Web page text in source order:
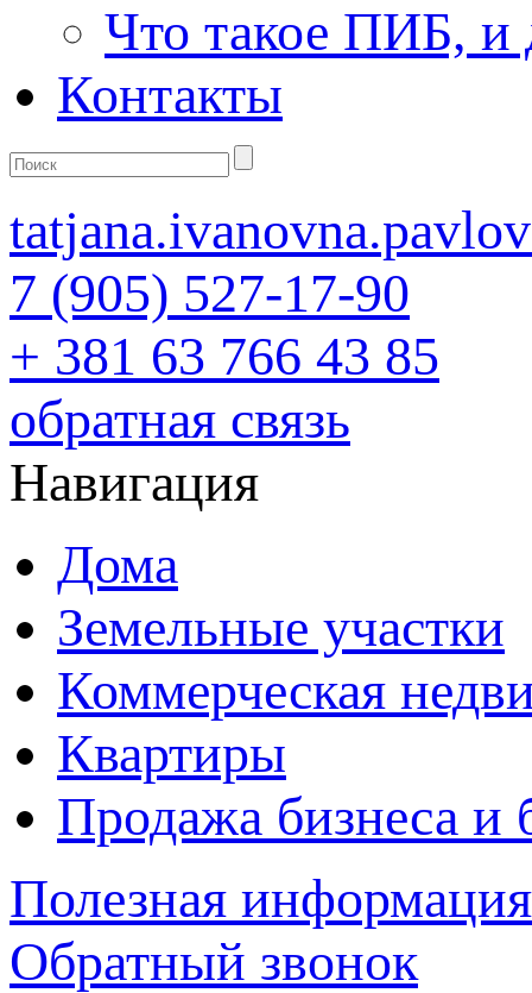
Что такое ПИБ, и
Контакты
7 (905) 527-17-90
+ 381 63 766 43 85
обратная связь
Навигация
Дома
Земельные участки
Коммерческая
Квартиры
Продажа бизнеса и
Полезная информация
Обратный звонок